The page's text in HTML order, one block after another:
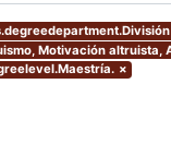
Motivación
×